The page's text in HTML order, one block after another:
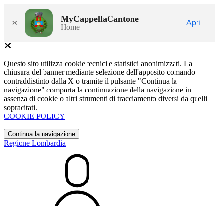
× MyCappellaCantone
Home
Apri
Questo sito utilizza cookie tecnici e statistici anonimizzati. La
chiusura del banner mediante selezione dell'apposito comando
contraddistinto dalla X o tramite il pulsante "Continua la
navigazione" comporta la continuazione della navigazione in
assenza di cookie o altri strumenti di tracciamento diversi da quelli
sopracitati.
COOKIE POLICY
Continua la navigazione
Regione Lombardia